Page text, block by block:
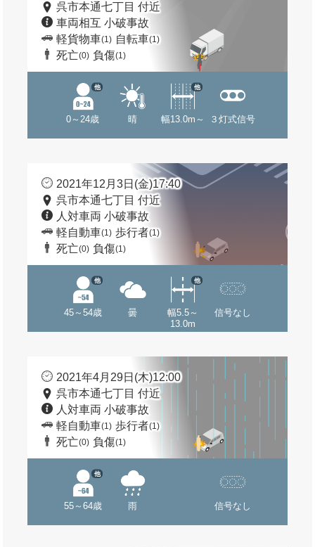
呉市本通七丁目 付近
車両相互 小破事故
軽貨物車(1) 自転車(1)
死亡(0) 負傷(1)
0～24歳
他
晴 幅13.0m～
他
３灯式信号
2021年12月3日(金)17:40
呉市本通七丁目 付近
人対車両 小破事故
軽自動車(1) 歩行者(1)
死亡(0) 負傷(1)
45～54歳
他
曇
幅5.5～
13.0m
他
信号なし
2021年4月29日(木)12:00
呉市本通七丁目 付近
人対車両 小破事故
軽自動車(1) 歩行者(1)
死亡(0) 負傷(1)
55～64歳
他
雨 信号なし